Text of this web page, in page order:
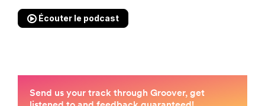
Écouter le podcast